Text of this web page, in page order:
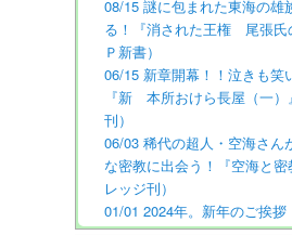
08/15 謎に包まれた東海の雄
る！『消された王権 尾張氏
Ｐ新書）
06/15 新章開幕！！泣きも笑
『新 本所おけら長屋（一
刊）
06/03 稀代の超人・空海さん
な密教に出会う！『空海と
レッジ刊）
01/01 2024年。新年のご挨拶